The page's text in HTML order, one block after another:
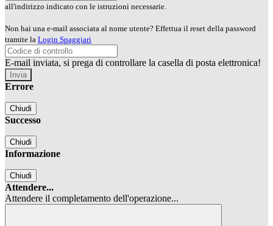
all'indirizzo indicato con le istruzioni necessarie.
Non hai una e-mail associata al nome utente? Effettua il reset della password
tramite la Login Spaggiari
E-mail inviata, si prega di controllare la casella di posta elettronica!
Errore
Chiudi
Successo
Chiudi
Informazione
Chiudi
Attendere...
Attendere il completamento dell'operazione...